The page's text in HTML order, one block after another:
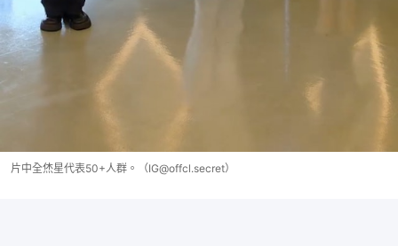
片中全烋星代表50+人群。（IG@offcl.secret）